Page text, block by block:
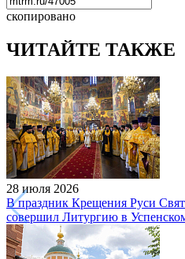
скопировано
ЧИТАЙТЕ ТАКЖЕ
28 июля 2026
В праздник Крещения Руси
совершил Литургию в